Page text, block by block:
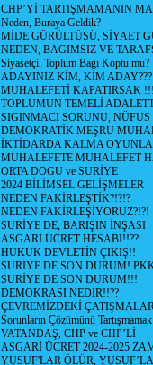
CHP’Yİ TARTIŞMAMANIN
Neden, Buraya Geldik?
MİDE GÜRÜLTÜSÜ, SİYAET
NEDEN, BAGIMSIZ VE
Siyasetçi, Toplum Bagı Koptu mu?
ADAYINIZ KİM, KİM ADAY???
MUHALEFETİ KAPATIRSAK
TOPLUMUN TEMELİ
SIGINMACI SORUNU,
DEMOKRATİK MEŞRU
İKTİDARDA KALMA
MUHALEFETE MUHALEFET
ORTA DOGU ve SURİYE
2024 BİLİMSEL GELİŞMELER
NEDEN FAKİRLEŞTİK?!?!?
NEDEN FAKİRLEŞİYORUZ?!?!
SURİYE DE, BARIŞIN İNŞASI
ASGARİ ÜCRET HESABI!!??
HUKUK DEVLETİN ÇIKIŞ!!
SURİYE DE SON DURUM!
SURİYE DE SON DURUM!!!
DEMOKRASİ NEDİR!!??
ÇEVREMİZDEKİ
Sorunların Çözümünü
VATANDAŞ, CHP ve CHP’Lİ
ASGARİ ÜCRET 2024-2025
YUSUF'LAR ÖLÜR,